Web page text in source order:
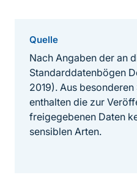
Quelle
Nach Angaben der an
Standarddatenbögen
2019). Aus
enthalten die zur
freigegebenen Daten
sensiblen Arten.